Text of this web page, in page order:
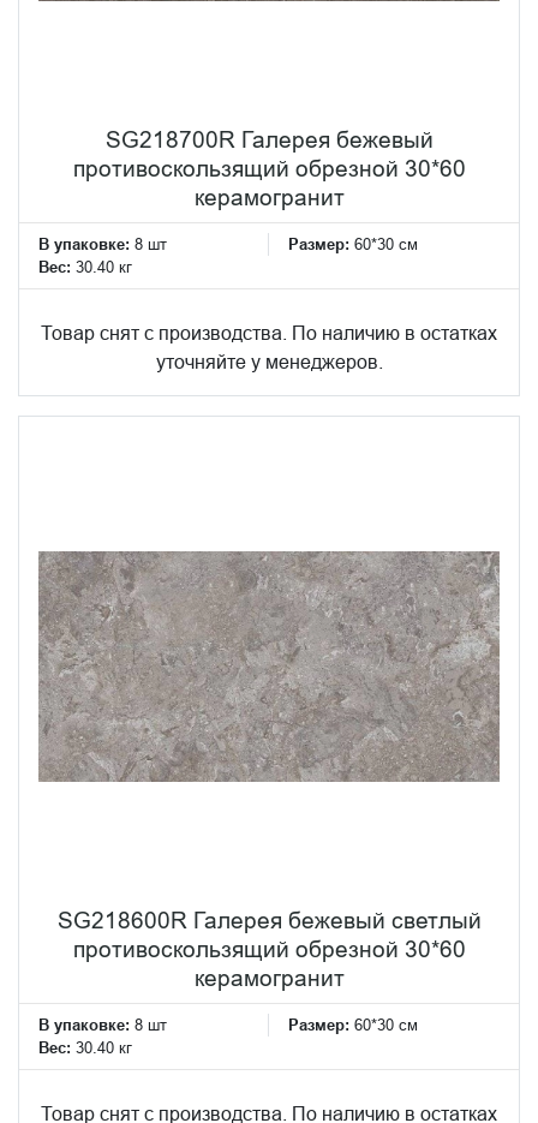
SG218700R Галерея бежевый
противоскользящий обрезной 30*60
керамогранит
В упаковке: 8 шт Размер: 60*30 см
Вес: 30.40 кг
Товар снят с производства. По наличию в остатках
уточняйте у менеджеров.
SG218600R Галерея бежевый светлый
противоскользящий обрезной 30*60
керамогранит
В упаковке: 8 шт Размер: 60*30 см
Вес: 30.40 кг
Товар снят с производства. По наличию в остатках